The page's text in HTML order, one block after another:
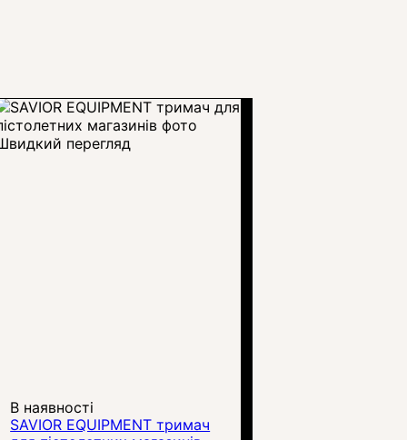
перегляд
В наявності
SAVIOR EQUIPMENT тримач